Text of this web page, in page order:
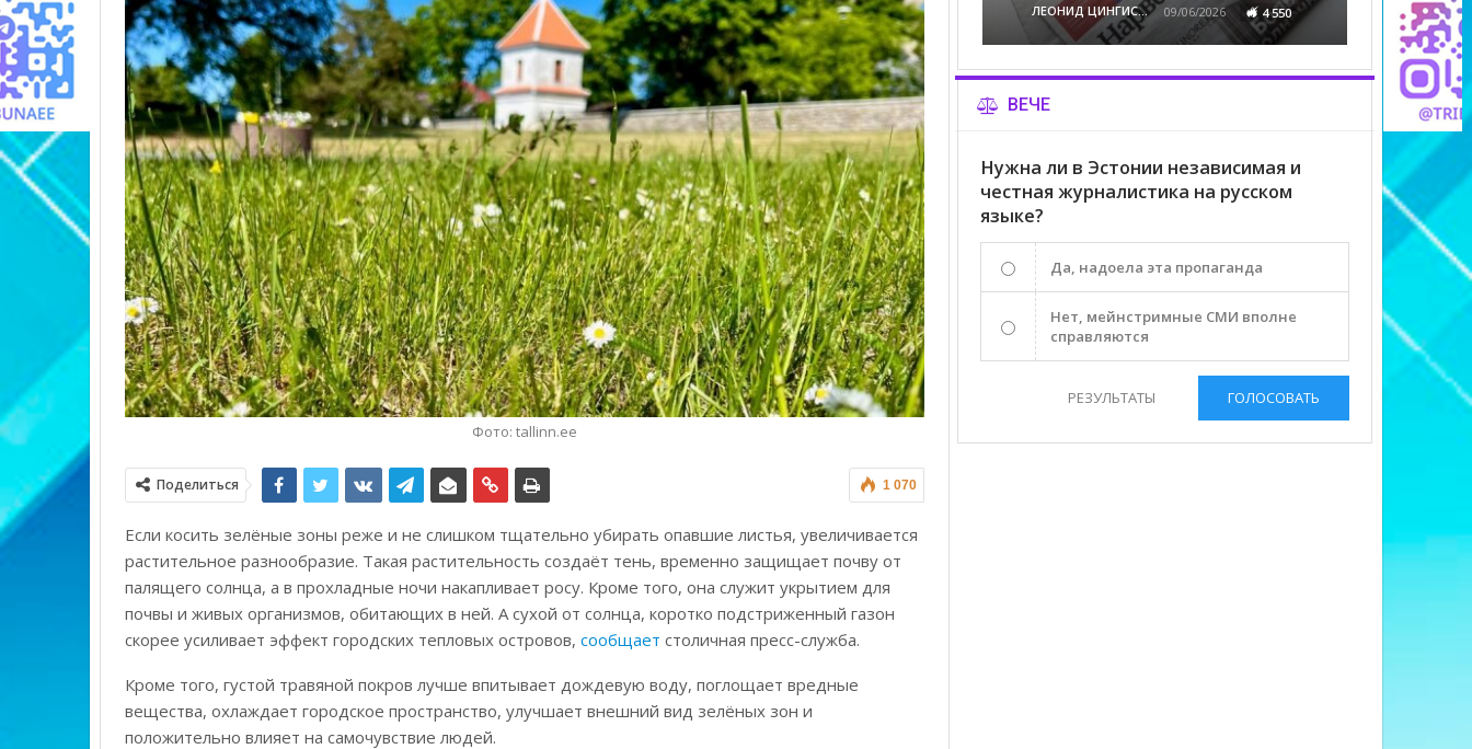
Фото: tallinn.ee
1 070
Поделиться
Если косить зелёные зоны реже и не слишком тщательно убирать опавшие листья, увеличивается
растительное разнообразие. Такая растительность создаёт тень, временно защищает почву от
палящего солнца, а в прохладные ночи накапливает росу. Кроме того, она служит укрытием для
почвы и живых организмов, обитающих в ней. А сухой от солнца, коротко подстриженный газон
скорее усиливает эффект городских тепловых островов, сообщает столичная пресс-служба.
Кроме того, густой травяной покров лучше впитывает дождевую воду, поглощает вредные
вещества, охлаждает городское пространство, улучшает внешний вид зелёных зон и
положительно влияет на самочувствие людей.
ЛЕОНИД ЦИНГИССЕР 09/06/2026 4 550
ВЕЧЕ
Нужна ли в Эстонии независимая и
честная журналистика на русском
языке?
Да, надоела эта пропаганда
Нет, мейнстримные СМИ вполне
справляются
РЕЗУЛЬТАТЫ ГОЛОСОВАТЬ